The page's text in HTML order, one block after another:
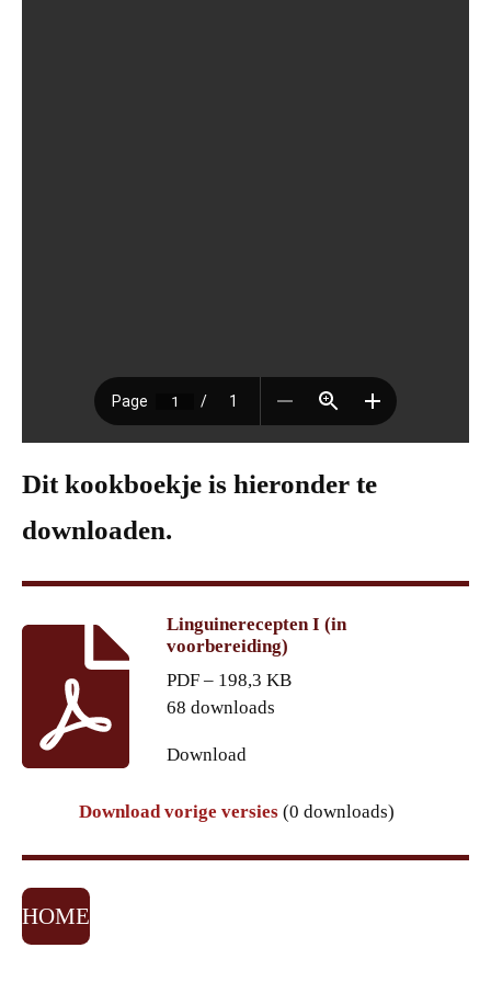
Dit kookboekje is hieronder te
downloaden.
Linguinerecepten I (in
voorbereiding)
PDF – 198,3 KB
68 downloads
Download
Download vorige versies (0 downloads)
HOME